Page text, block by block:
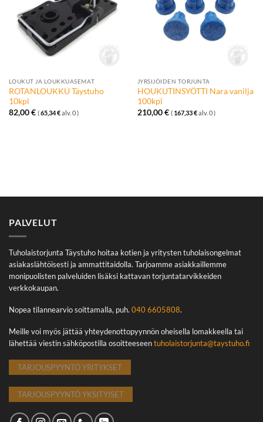
LOUKUT JA LOUKKUASEMAT
ROTANLOUKKU Täystuho
10kpl
82,00€ (65,34€alv. 0 )
JYRSIJÖIDEN TORJUNTA
HOUKUTINSYÖTTI Nara vanilja
100kpl
210,00€ ( 167,33€alv. 0 )
PALVELUT
Tuholaistorjunta Täystuho hoitaa kotien ja yritysten tuholaisongelmat
asiakaslähtöisesti ja ammattitaidolla. Tarjoamme asiakkaillemme
monipuolisten palveluiden lisäksi kattavan torjuntatarvikkeiden
verkkokaupan.
Nopea tilannearvio soittamalla, puh. 040 6605808.
Meille voi myös jättää yhteydenottopyynnön oheisella lomakkeella tai
lähettää viestin sähköpostilla osoitteeseentuholaistorjunta@taystuho.fi
TARJOUSPYYNTÖ YRITYKSET
TARJOUSPYYNTÖ YKSITYISET